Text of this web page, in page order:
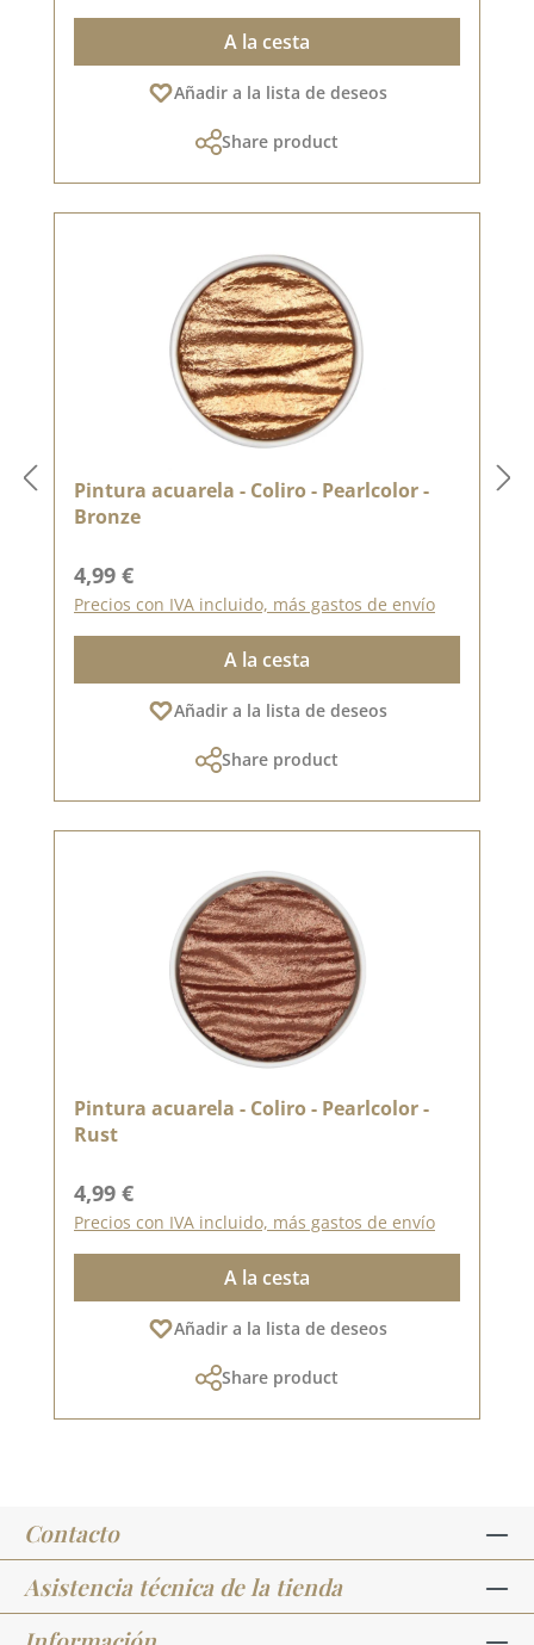
A la cesta
Añadir a la lista de deseos
Share product
Pintura acuarela - Coliro - Pearlcolor -
Bronze
Precio normal:
4,99 €
Precios con IVA incluido, más gastos de envío
A la cesta
Añadir a la lista de deseos
Share product
Pintura acuarela - Coliro - Pearlcolor -
Rust
Precio normal:
4,99 €
Precios con IVA incluido, más gastos de envío
A la cesta
Añadir a la lista de deseos
Share product
Contacto
Asistencia técnica de la tienda